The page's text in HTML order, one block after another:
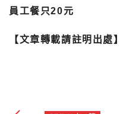
員工餐只20元
【文章轉載請註明出處】